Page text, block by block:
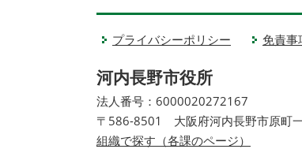
プライバシーポリシー 免責事
河内長野市役所
法人番号：6000020272167
〒586-8501 大阪府河内長野市原町
組織で探す（各課のページ）